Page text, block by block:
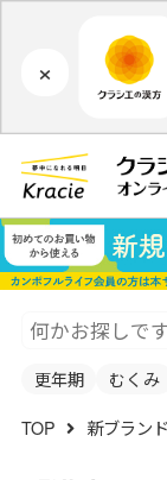
×
更年期 むくみ
TOP 新ブラン